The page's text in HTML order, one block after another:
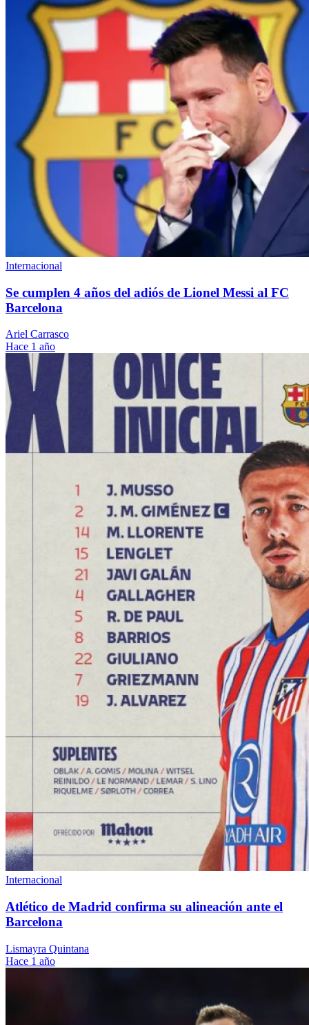
Internacional
Se cumplen 4 años del adiós de Lionel Messi al FC
Barcelona
Ariel Carrasco
Hace 1 año
Internacional
Atlético de Madrid confirma su alineación ante el
Barcelona
Lismayra Quintana
Hace 1 año